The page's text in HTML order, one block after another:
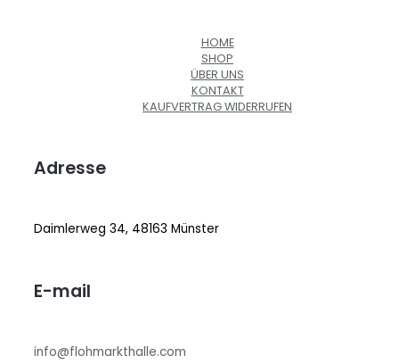
HOME
SHOP
ÜBER UNS
KONTAKT
KAUFVERTRAG WIDERRUFEN
Adresse
Daimlerweg 34, 48163 Münster
E-mail
info@flohmarkthalle.com